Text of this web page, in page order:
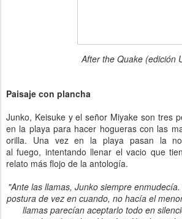
After the Quake (edición
Paisaje con plancha
Junko, Keisuke y el señor Miyake son tres
en la playa para hacer hogueras con las
orilla. Una vez en la playa pasan la
al fuego, intentando llenar el vacio que
relato más flojo de la antología.
"Ante las llamas, Junko siempre
postura de vez en cuando, no hacía el
llamas parecían aceptarlo todo en